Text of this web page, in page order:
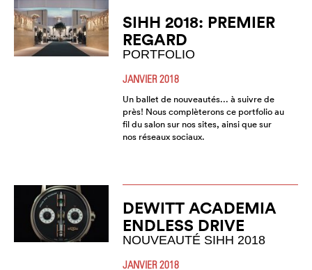
SIHH 2018: PREMIER
REGARD
PORTFOLIO
JANVIER 2018
Un ballet de nouveautés... à suivre de
près! Nous complèterons ce portfolio au
fil du salon sur nos sites, ainsi que sur
nos réseaux sociaux.
DEWITT ACADEMIA
ENDLESS DRIVE
NOUVEAUTÉ SIHH 2018
JANVIER 2018